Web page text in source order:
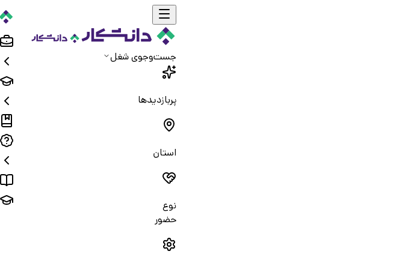
جست‌و‌جوی شغل
پربازدیدها
استان
نوع
حضور